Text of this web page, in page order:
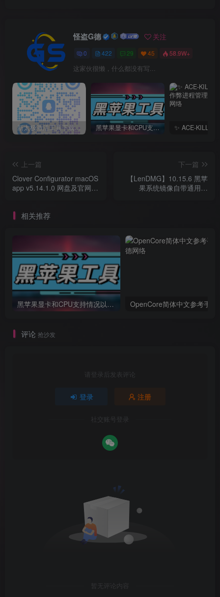
怪盗G德 关注
0 422 29 45 58.9W+
这家伙很懒，什么都没有写...
新太极激活工具下载/教程/充值/开户(QQ交流群号749113977) 黑苹果显卡和CPU支持情况以及购买硬件防踩坑指南
上一篇
Clover Configurator macOS
app v5.14.1.0 网盘及官网下
下一篇
【LenDMG】10.15.6 黑苹
果系统镜像自带通用版
相关推荐
黑苹果显卡和CPU支持情况以及购买硬件防踩坑指南 OpenCore简体中文参考手册
评论 抢沙发
请登录后发表评论
登录 注册
社交账号登录
暂无评论内容